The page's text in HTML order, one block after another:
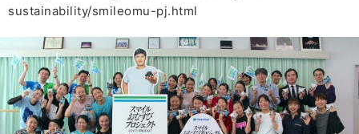
sustainability/smileomu-pj.html